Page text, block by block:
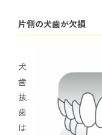
片側の犬歯が欠損
犬
歯
抜
歯
は